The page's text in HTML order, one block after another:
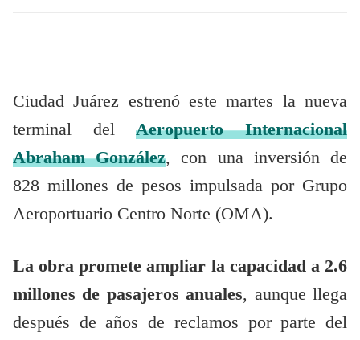
Ciudad Juárez estrenó este martes la nueva
terminal delAeropuerto Internacional
Abraham González, con una inversión de
828 millones de pesos impulsada por Grupo
Aeroportuario Centro Norte (OMA).
La obra promete ampliar la capacidad a 2.6
millones de pasajeros anuales, aunque llega
después de años de reclamos por parte del